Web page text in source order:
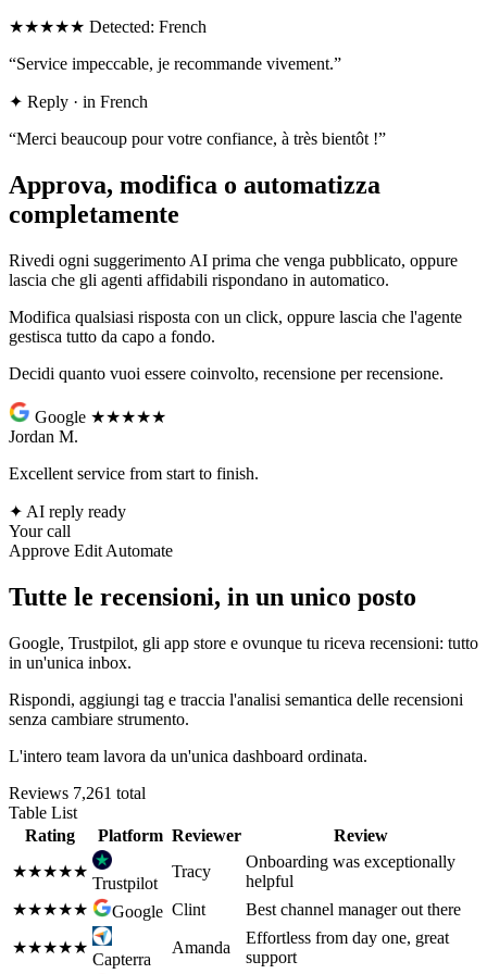
★★★★★ Detected: French
“Service impeccable, je recommande vivement.”
✦ Reply · in French
“Merci beaucoup pour votre confiance, à très bientôt !”
Approva, modifica o automatizza
completamente
Rivedi ogni suggerimento AI prima che venga pubblicato, oppure
lascia che gli agenti affidabili rispondano in automatico.
Modifica qualsiasi risposta con un click, oppure lascia che l'agente
gestisca tutto da capo a fondo.
Decidi quanto vuoi essere coinvolto, recensione per recensione.
Google ★★★★★
Jordan M.
Excellent service from start to finish.
✦ AI reply ready
Your call
Approve Edit Automate
Tutte le recensioni, in un unico posto
Google, Trustpilot, gli app store e ovunque tu riceva recensioni: tutto
in un'unica inbox.
Rispondi, aggiungi tag e traccia l'analisi semantica delle recensioni
senza cambiare strumento.
L'intero team lavora da un'unica dashboard ordinata.
Reviews 7,261 total
Table List
Rating
Platform Reviewer
Review
★★★★★
Trustpilot
Tracy
Onboarding was exceptionally
helpful
★★★★★
Google Clint Best channel manager out there
★★★★★
Capterra
Amanda
Effortless from day one, great
support